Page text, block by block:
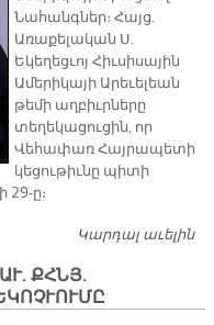
Նահանգներ։ Հայց.
Առաքելական Ս.
Եկեղեցւոյ Հիւսիսային
Ամերիկայի Արեւելեան
թեմի աղբիւրները
տեղեկացուցին, որ
Վեհափառ Հայրապետի
կեցութիւնը պիտի
29-ը։
Կարդալ աւելին
ՔՀՆՅ.